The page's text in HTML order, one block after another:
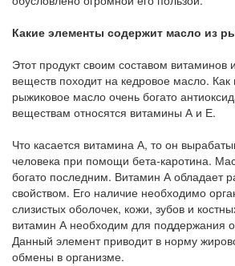
Какие элементы содержит масло из
Этот продукт своим составом
веществ походит на кедровое масло.
рыжиковое масло очень богато
веществам относятся витамины А и Е.
Что касается витамина А, то он
человека при помощи бета-каротина.
богато последним. Витамин А обладает
свойством. Его наличие необходимо
слизистых оболочек, кожи, зубов и
витамин А необходим для поддержания
Данный элемент приводит в норму
обмены в организме.